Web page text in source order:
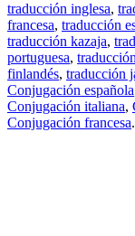
traducción inglesa,
francesa, traducción
traducción kazaja,
portuguesa,
finlandés, traducción
Conjugación española
Conjugación italiana,
Conjugación francesa.